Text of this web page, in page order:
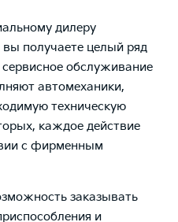
дилеру
получаете целый ряд
обслуживание
автомеханики,
техническую
каждое действие
с фирменным
заказывать
и